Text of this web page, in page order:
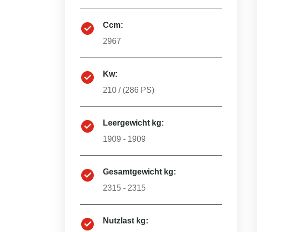
Ccm:
2967
Kw:
210 / (286 PS)
Leergewicht kg:
1909 - 1909
Gesamtgewicht kg:
2315 - 2315
Nutzlast kg: